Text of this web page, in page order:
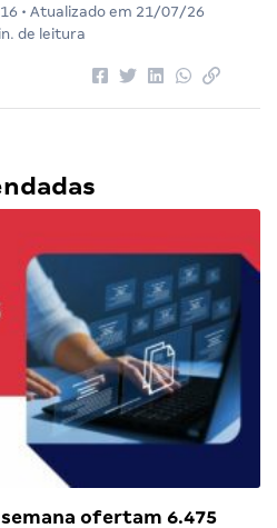
• Atualizado em 21/07/26
de leitura
ofertam 6.475